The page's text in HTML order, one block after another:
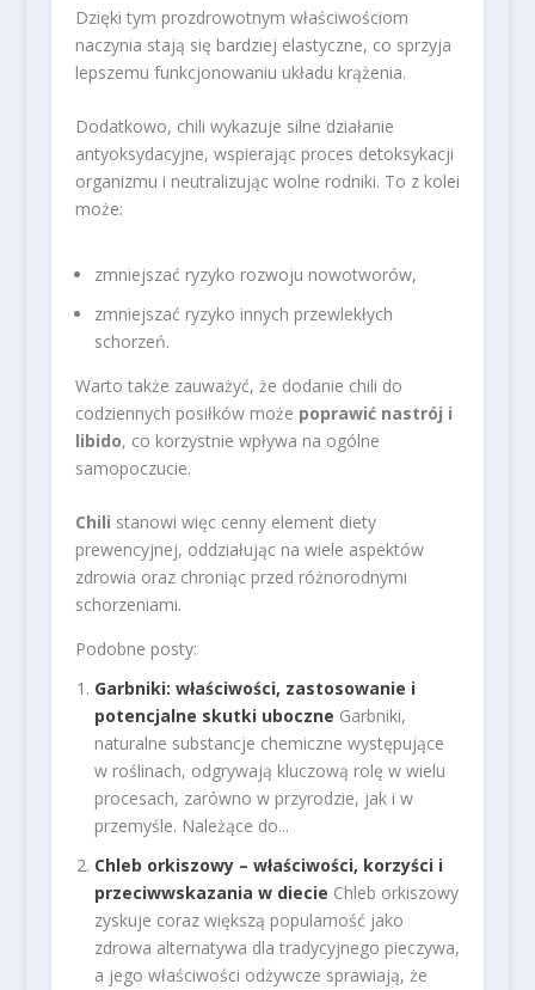
Dzięki tym prozdrowotnym właściwościom
naczynia stają się bardziej elastyczne, co sprzyja
lepszemu funkcjonowaniu układu krążenia.
Dodatkowo, chili wykazuje silne działanie
antyoksydacyjne, wspierając proces detoksykacji
organizmu i neutralizując wolne rodniki. To z kolei
może:
zmniejszać ryzyko rozwoju nowotworów,
zmniejszać ryzyko innych przewlekłych
schorzeń.
Warto także zauważyć, że dodanie chili do
codziennych posiłków może poprawić nastrój i
libido, co korzystnie wpływa na ogólne
samopoczucie.
Chili stanowi więc cenny element diety
prewencyjnej, oddziałując na wiele aspektów
zdrowia oraz chroniąc przed różnorodnymi
schorzeniami.
Podobne posty:
Garbniki: właściwości, zastosowanie i
potencjalne skutki uboczne Garbniki,
naturalne substancje chemiczne występujące
w roślinach, odgrywają kluczową rolę w wielu
procesach, zarówno w przyrodzie, jak i w
przemyśle. Należące do...
Chleb orkiszowy – właściwości, korzyści i
przeciwwskazania w diecie Chleb orkiszowy
zyskuje coraz większą popularność jako
zdrowa alternatywa dla tradycyjnego pieczywa,
a jego właściwości odżywcze sprawiają, że